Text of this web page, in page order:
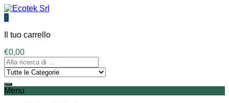
0
Il tuo carrello
€0,00
Menu